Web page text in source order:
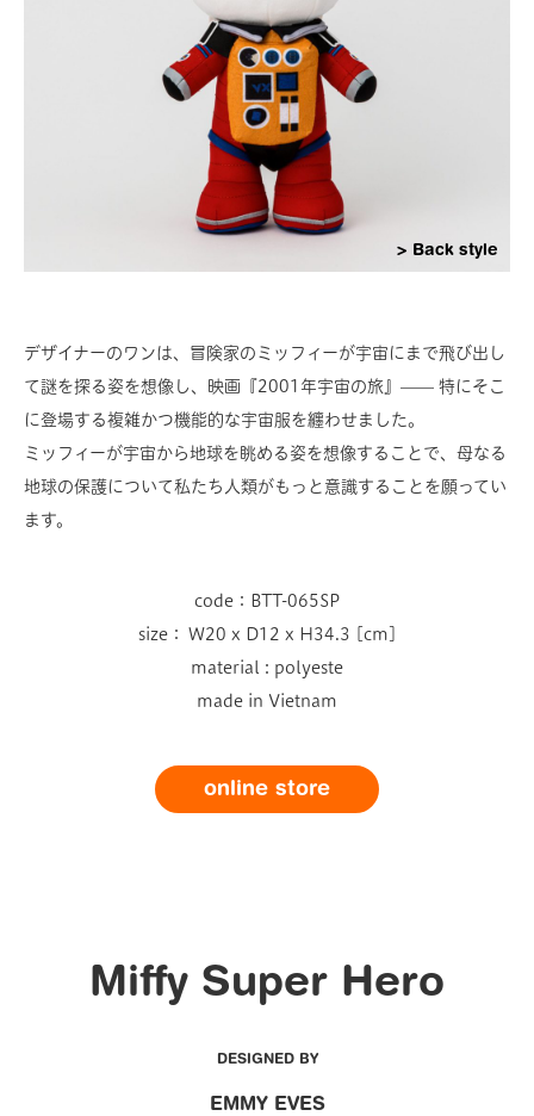
Back style
デザイナーのワンは、冒険家のミッフィーが宇宙にまで飛び出し
て謎を探る姿を想像し、映画『2001年宇宙の旅』—— 特にそこ
に登場する複雑かつ機能的な宇宙服を纏わせました。
ミッフィーが宇宙から地球を眺める姿を想像することで、母なる
地球の保護について私たち人類がもっと意識することを願ってい
ます。
code：BTT-065SP
size： W20 x D12 x H34.3 [cm]
material : polyeste
made in Vietnam
online store
Miffy Super Hero
DESIGNED BY
EMMY EVES